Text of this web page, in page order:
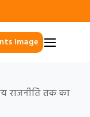
Events Image
राजनीति तक का